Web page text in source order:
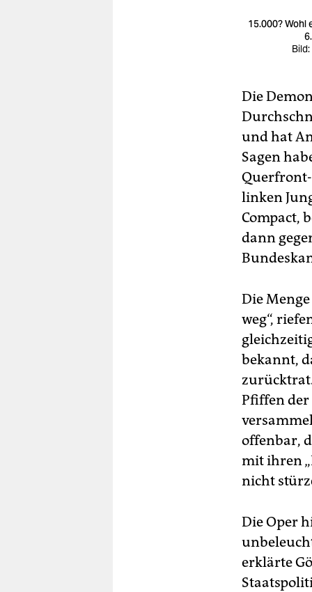
15.000? Wohl
Die
und hat
Sagen
linken
Compact,
dann
Die
weg“,
bekannt,
Pfiffen der
offenbar,
mit ihren
nicht
Die Oper
erklärte